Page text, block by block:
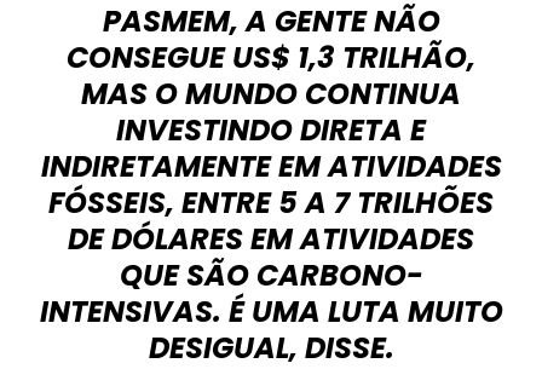
PASMEM, A GENTE NÃO
CONSEGUE US$ 1,3 TRILHÃO,
MAS O MUNDO CONTINUA
INVESTINDO DIRETA E
INDIRETAMENTE EM ATIVIDADES
FÓSSEIS, ENTRE 5 A 7 TRILHÕES
DE DÓLARES EM ATIVIDADES
QUE SÃO CARBONO-
INTENSIVAS. É UMA LUTA MUITO
DESIGUAL, DISSE.